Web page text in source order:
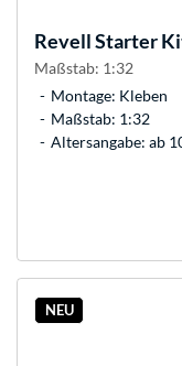
RevellStarter
Maßstab: 1:32
Montage: Kleben
Maßstab: 1:32
Altersangabe: ab
NEU